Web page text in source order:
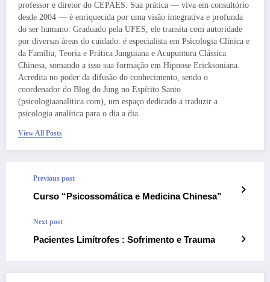
professor e diretor do CEPAES. Sua prática — viva em consultório
desde 2004 — é enriquecida por uma visão integrativa e profunda
do ser humano. Graduado pela UFES, ele transita com autoridade
por diversas áreas do cuidado: é especialista em Psicologia Clínica e
da Família, Teoria e Prática Junguiana e Acupuntura Clássica
Chinesa, somando a isso sua formação em Hipnose Ericksoniana.
Acredita no poder da difusão do conhecimento, sendo o
coordenador do Blog do Jung no Espírito Santo
(psicologiaanalitica.com), um espaço dedicado a traduzir a
psicologia analítica para o dia a dia.
View All Posts
Previous post
Curso “Psicossomática e Medicina Chinesa”
Next post
Pacientes Limítrofes : Sofrimento e Trauma